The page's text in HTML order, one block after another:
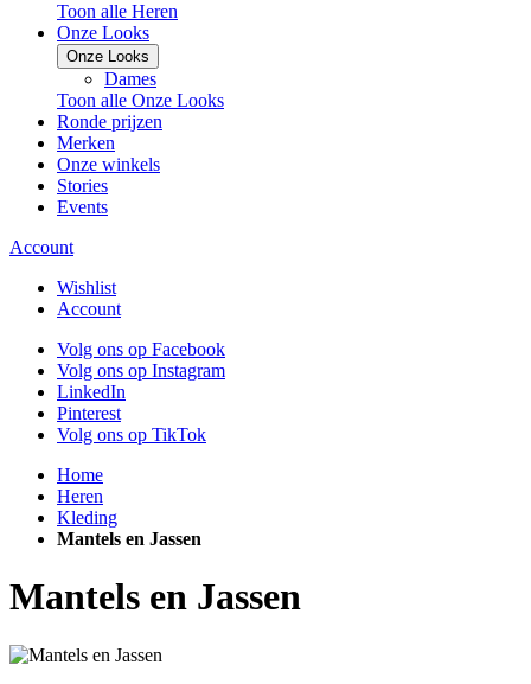
Toon alle Heren
Onze Looks
Onze Looks
Dames
Toon alle Onze Looks
Ronde prijzen
Merken
Onze winkels
Stories
Events
Account
Wishlist
Account
Volg ons op Facebook
Volg ons op Instagram
LinkedIn
Pinterest
Volg ons op TikTok
Home
Heren
Kleding
Mantels en Jassen
Mantels en Jassen